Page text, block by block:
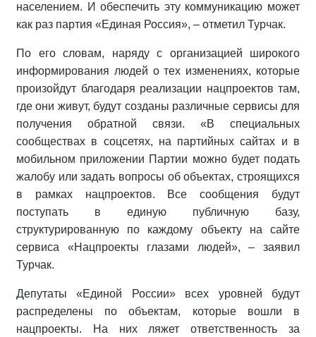
населением. И обеспечить эту коммуникацию может
как раз партия «Единая Россия», – отметил Турчак.
По его словам, наряду с организацией широкого
информирования людей о тех изменениях, которые
произойдут благодаря реализации нацпроектов там,
где они живут, будут созданы различные сервисы для
получения обратной связи. «В специальных
сообществах в соцсетях, на партийных сайтах и в
мобильном приложении Партии можно будет подать
жалобу или задать вопросы об объектах, строящихся
в рамках нацпроектов. Все сообщения будут
поступать в единую публичную базу,
структурированную по каждому объекту на сайте
сервиса «Нацпроекты глазами людей», – заявил
Турчак.
Депутаты «Единой России» всех уровней будут
распределены по объектам, которые вошли в
нацпроекты. На них ляжет ответственность за